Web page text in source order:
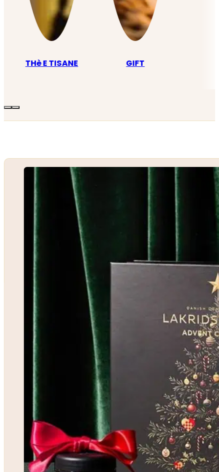
THè E TISANE GIFT